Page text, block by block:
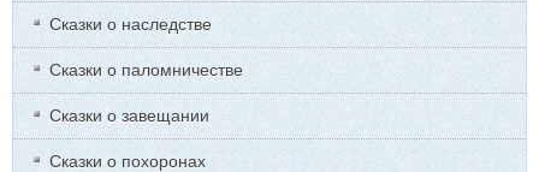
Сказки о наследстве
Сказки о паломничестве
Сказки о завещании
Сказки о похоронах